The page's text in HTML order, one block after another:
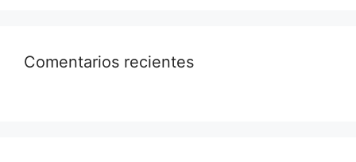
Comentarios recientes